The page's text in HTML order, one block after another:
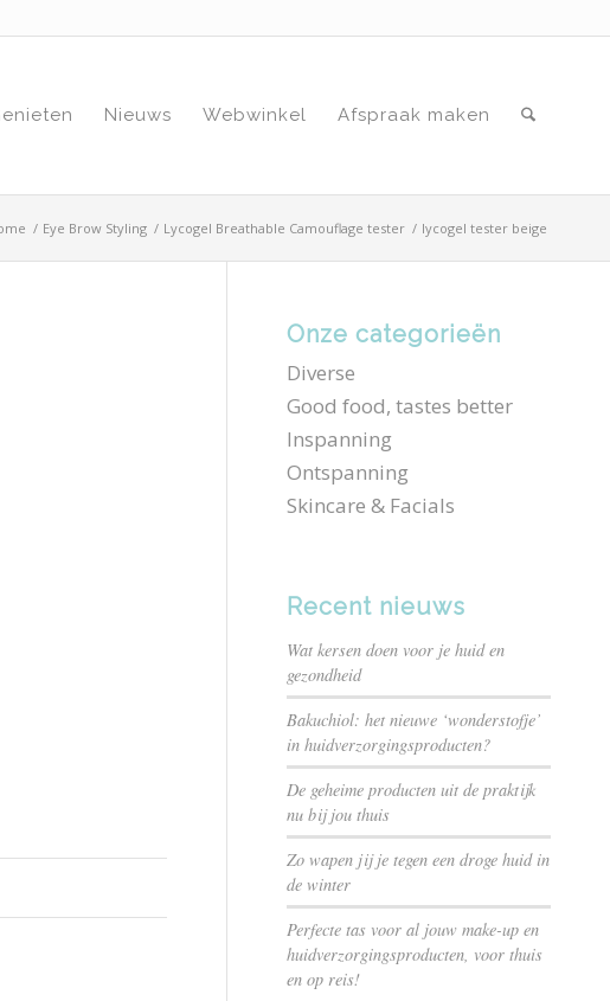
Nieuws Webwinkel Afspraak maken
/ Eye Brow Styling / Lycogel Breathable Camouflage tester / lycogel tester beige
Onze categorieën
Diverse
Good food, tastes better
Inspanning
Ontspanning
Skincare & Facials
Recent nieuws
Wat kersen doen voor je huid en
gezondheid
Bakuchiol: het nieuwe ‘wonderstofje’
in huidverzorgingsproducten?
De geheime producten uit de praktijk
nu bij jou thuis
Zo wapen jij je tegen een droge huid in
de winter
Perfecte tas voor al jouw make-up en
huidverzorgingsproducten, voor thuis
en op reis!